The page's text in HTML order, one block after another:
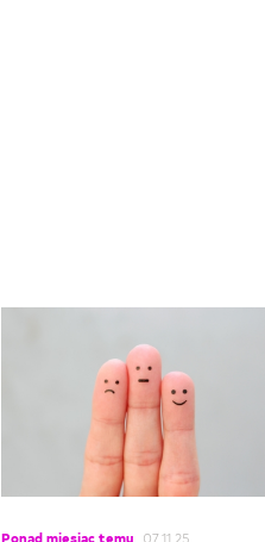
Ponad miesiąc temu 07.11.25